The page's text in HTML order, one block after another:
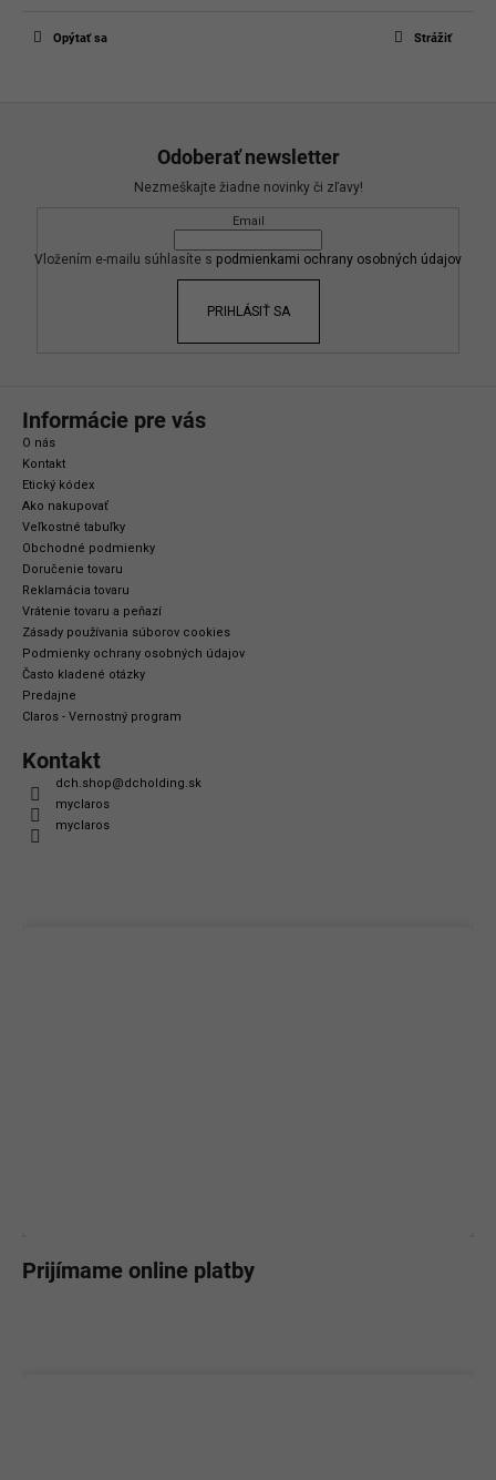
Opýtať sa Strážiť
sa
alebo sa
Odoberať newsletter
Nezmeškajte žiadne novinky či zľavy!
Email
Vložením e-mailu súhlasíte s podmienkami ochrany osobných údajov
PRIHLÁSIŤ SA
Informácie pre vás
O nás
Kontakt
Etický kódex
Ako nakupovať
Veľkostné tabuľky
Obchodné podmienky
Doručenie tovaru
Reklamácia tovaru
Vrátenie tovaru a peňazí
Zásady používania súborov cookies
Podmienky ochrany osobných údajov
Často kladené otázky
Predajne
Claros - Vernostný program
Kontakt
dch.shop@dcholding.sk
myclaros
myclaros
Prijímame online platby